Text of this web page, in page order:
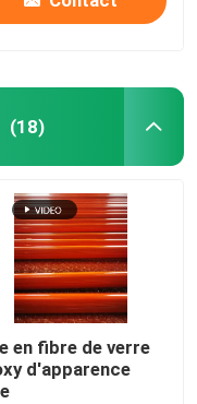
(18)
en fibre de verre
d'apparence